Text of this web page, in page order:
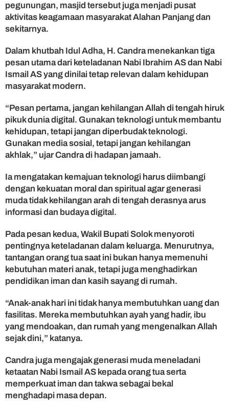
D
i
t
a
l
pegunungan, masjid tersebut juga menjadi pusat
aktivitas keagamaan masyarakat Alahan Panjang dan
sekitarnya.
Dalam khutbah Idul Adha, H. Candra menekankan tiga
pesan utama dari keteladanan Nabi Ibrahim AS dan Nabi
Ismail AS yang dinilai tetap relevan dalam kehidupan
masyarakat modern.
“Pesan pertama, jangan kehilangan Allah di tengah hiruk
pikuk dunia digital. Gunakan teknologi untuk membantu
kehidupan, tetapi jangan diperbudak teknologi.
Gunakan media sosial, tetapi jangan kehilangan
akhlak,” ujar Candra di hadapan jamaah.
Ia mengatakan kemajuan teknologi harus diimbangi
dengan kekuatan moral dan spiritual agar generasi
muda tidak kehilangan arah di tengah derasnya arus
informasi dan budaya digital.
Pada pesan kedua, Wakil Bupati Solok menyoroti
pentingnya keteladanan dalam keluarga. Menurutnya,
tantangan orang tua saat ini bukan hanya memenuhi
kebutuhan materi anak, tetapi juga menghadirkan
pendidikan iman dan kasih sayang di rumah.
“Anak-anak hari ini tidak hanya membutuhkan uang dan
fasilitas. Mereka membutuhkan ayah yang hadir, ibu
yang mendoakan, dan rumah yang mengenalkan Allah
sejak dini,” katanya.
Candra juga mengajak generasi muda meneladani
ketaatan Nabi Ismail AS kepada orang tua serta
memperkuat iman dan takwa sebagai bekal
menghadapi masa depan.